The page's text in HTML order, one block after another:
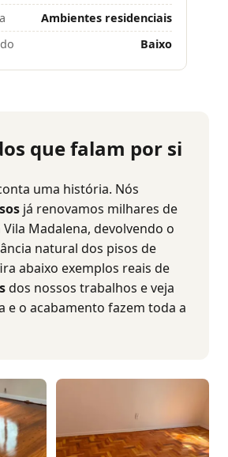
Ambientes residenciais
Baixo
que falam por si
uma história. Nós
já renovamos milhares de
Madalena, devolvendo o
natural dos pisos de
abaixo exemplos reais de
dos nossos trabalhos e veja
e o acabamento fazem toda a